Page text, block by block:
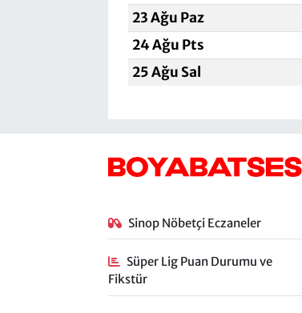
23 Ağu Paz
24 Ağu Pts
25 Ağu Sal
Sinop Nöbetçi Eczaneler
Süper Lig Puan Durumu ve
Fikstür